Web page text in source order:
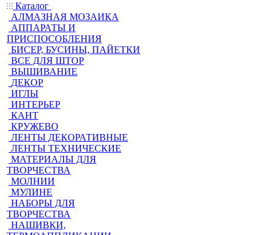
Каталог
АЛМАЗНАЯ МОЗАИКА
АППАРАТЫ И
ПРИСПОСОБЛЕНИЯ
БИСЕР, БУСИНЫ, ПАЙЕТКИ
ВСЕ ДЛЯ ШТОР
ВЫШИВАНИЕ
ДЕКОР
ИГЛЫ
ИНТЕРЬЕР
КАНТ
КРУЖЕВО
ЛЕНТЫ ДЕКОРАТИВНЫЕ
ЛЕНТЫ ТЕХНИЧЕСКИЕ
МАТЕРИАЛЫ ДЛЯ
ТВОРЧЕСТВА
МОЛНИИ
МУЛИНЕ
НАБОРЫ ДЛЯ
ТВОРЧЕСТВА
НАШИВКИ,